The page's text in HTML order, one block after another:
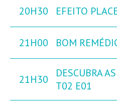
20H30 EFEITO
21H00 BOM
21H30
DESCUBRA
T02 E01